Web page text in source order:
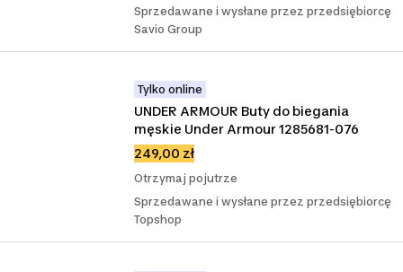
Sprzedawane i wysłane przez przedsiębiorcę
Savio Group
Tylko online
UNDER ARMOUR Buty do biegania
męskie Under Armour 1285681-076
249,00 zł
Otrzymaj pojutrze
Sprzedawane i wysłane przez przedsiębiorcę
Topshop